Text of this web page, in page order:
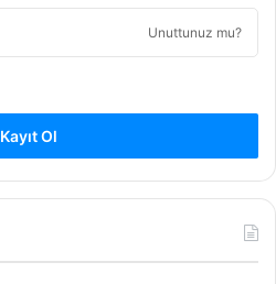
Unuttunuz mu?
Kayıt Ol